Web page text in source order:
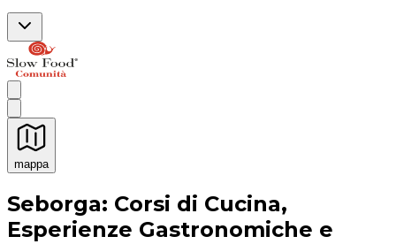
mappa
Esperienze culinarie indimenticabili: Esperienze
Seborga: Corsi di Cucina,
Esperienze Gastronomiche e